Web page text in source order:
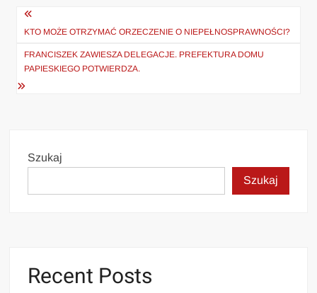
Nawigacja
wpisu
KTO MOŻE OTRZYMAĆ ORZECZENIE O NIEPEŁNOSPRAWNOŚCI?
FRANCISZEK ZAWIESZA DELEGACJE. PREFEKTURA DOMU
PAPIESKIEGO POTWIERDZA.
Szukaj
Szukaj
Recent Posts